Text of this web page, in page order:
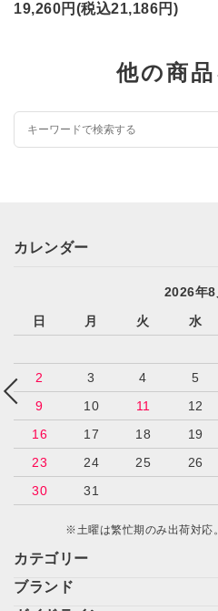
19,260円(税込21,186円)
他の商
カテゴリー
ブランド
カレンダー
2026年8
日
月 火 水
2
3 4 5
9
10 11 12
16
17 18 19
23
24 25 26
30
31
※土曜は繁忙期のみ出荷対応